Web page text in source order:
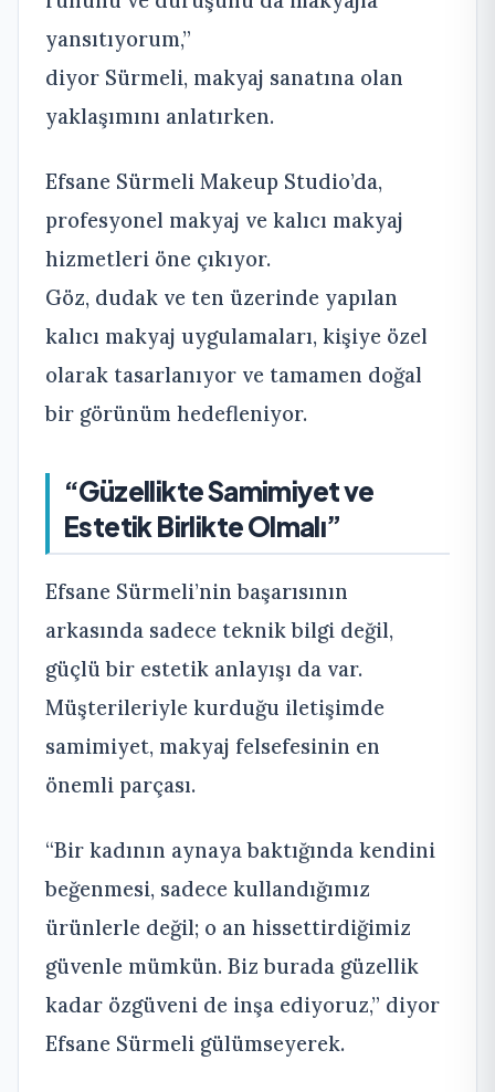
yansıtıyorum,”
diyor Sürmeli, makyaj sanatına olan
yaklaşımını anlatırken.
Efsane Sürmeli Makeup Studio’da,
profesyonel makyaj ve kalıcı makyaj
hizmetleri öne çıkıyor.
Göz, dudak ve ten üzerinde yapılan
kalıcı makyaj uygulamaları, kişiye özel
olarak tasarlanıyor ve tamamen doğal
bir görünüm hedefleniyor.
“Güzellikte Samimiyet ve
Estetik Birlikte Olmalı”
Efsane Sürmeli’nin başarısının
arkasında sadece teknik bilgi değil,
güçlü bir estetik anlayışı da var.
Müşterileriyle kurduğu iletişimde
samimiyet, makyaj felsefesinin en
önemli parçası.
“Bir kadının aynaya baktığında kendini
beğenmesi, sadece kullandığımız
ürünlerle değil; o an hissettirdiğimiz
güvenle mümkün. Biz burada güzellik
kadar özgüveni de inşa ediyoruz,” diyor
Efsane Sürmeli gülümseyerek.